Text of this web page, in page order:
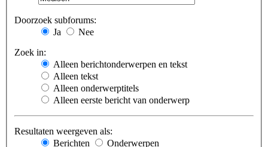
Doorzoek subforums:
Ja
Nee
Zoek in:
Alleen berichtonderwerpen en tekst
Alleen tekst
Alleen onderwerptitels
Alleen eerste bericht van onderwerp
Resultaten weergeven als:
Berichten
Onderwerpen